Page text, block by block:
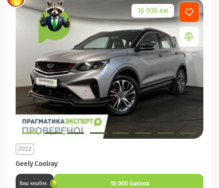
16 930 км
Geely Coolray
2022
Ваш кешбек 10 000 баллов